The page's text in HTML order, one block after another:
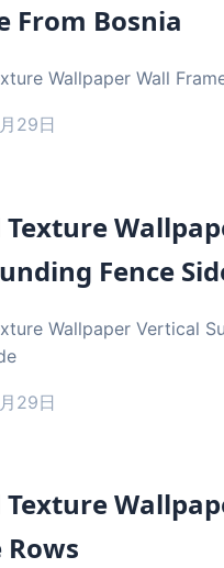
From Bosnia
Wallpaper Wall
29日
Texture
Fence
Wallpaper Vertical
29日
Texture